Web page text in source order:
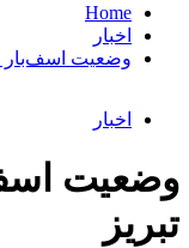
Home
اخبار
وضعیت اسف‌بار
اخبار
وضعیت
تبریز